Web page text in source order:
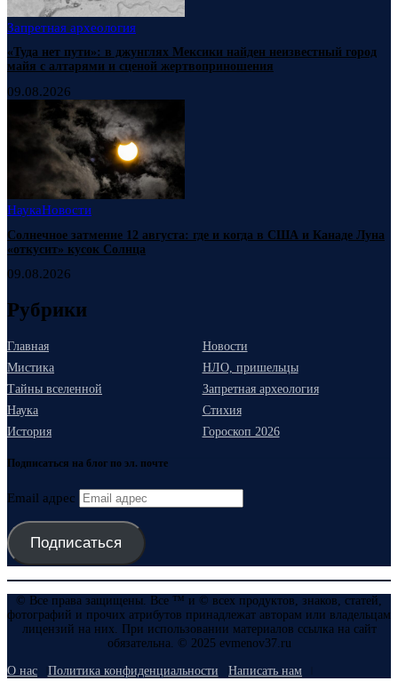
Запретная археология
«Туда нет пути»: в джунглях Мексики найден неизвестный город
майя с алтарями и сценой жертвоприношения
09.08.2026
НаукаНовости
Солнечное затмение 12 августа: где и когда в США и Канаде Луна
«откусит» кусок Солнца
09.08.2026
Рубрики
Главная
Новости
Мистика
НЛО, пришельцы
Тайны вселенной
Запретная археология
Наука
Стихия
История
Гороскоп 2026
Подписаться на блог по эл. почте
Email адрес
Подписаться
© Все права защищены. Все ™ и © всех продуктов, знаков, статей,
фотографий и прочих атрибутов принадлежат авторам или владельцам
лицензий на них. При использовании материалов ссылка на сайт
обязательна. © 2025 evmenov37.ru
О нас Политика конфиденциальности Написать нам